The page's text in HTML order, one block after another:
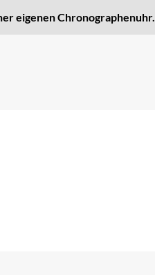
eigenen Chronographenuhr.